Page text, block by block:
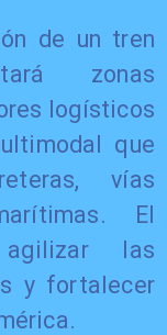
de un tren
zonas
logísticos
que
vías
El
las
y fortalecer